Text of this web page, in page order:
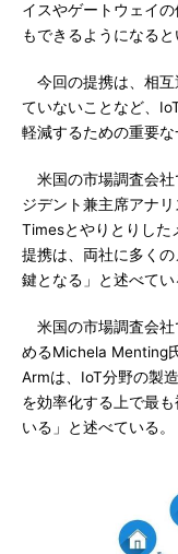
イスやゲートウェイ
もできるようになると
今回の提携は、相互
ていないことなど、
軽減するための重要な
米国の市場調査会
ジデント兼主席アナ
Timesとやりとりした
提携は、両社に多く
鍵となる」と述べてい
米国の市場調査会社
めるMichela Menting
Armは、IoT分野の製
を効率化する上で最
いる」と述べている。